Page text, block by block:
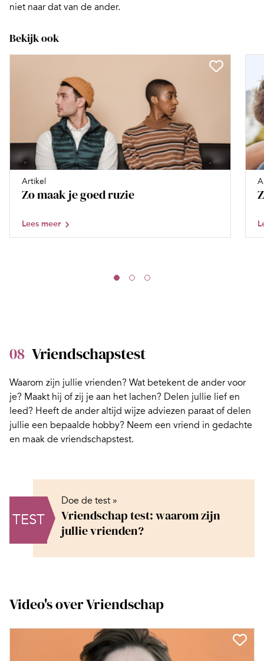
niet naar dat van de ander.
Bekijk ook
Artikel
Zo maak je goed ruzie
Lees meer
08 Vriendschapstest
Waarom zijn jullie vrienden? Wat betekent de ander voor
je? Maakt hij of zij je aan het lachen? Delen jullie lief en
leed? Heeft de ander altijd wijze adviezen paraat of delen
jullie een bepaalde hobby? Neem een vriend in gedachte
en maak de vriendschapstest.
TEST
Doe de test »
Vriendschap test: waarom zijn
jullie vrienden?
Video's over Vriendschap